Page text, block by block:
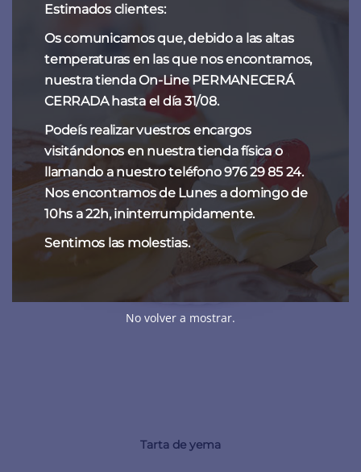
Tarta de yema
Estimados clientes:
Os comunicamos que, debido a las altas
temperaturas en las que nos encontramos,
nuestra tienda On-Line PERMANECERÁ
CERRADA hasta el día 31/08.
Podeís realizar vuestros encargos
visitándonos en nuestra tienda física o
llamando a nuestro teléfono 976 29 85 24.
Nos encontramos de Lunes a domingo de
10hs a 22h, ininterrumpidamente.
Sentimos las molestias.
No volver a mostrar.